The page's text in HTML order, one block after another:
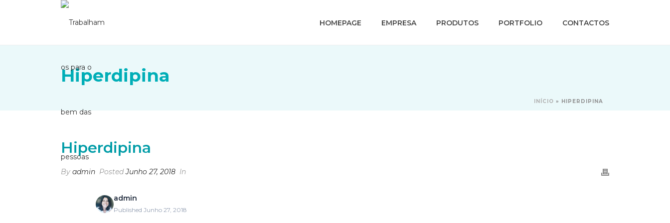
HOMEPAGE EMPRESA PRODUTOS PORTFOLIO CONTACTOS
Hiperdipina
INÍCIO » HIPERDIPINA
Hiperdipina
By admin PostedJunho 27, 2018 In
admin
Published Junho 27, 2018